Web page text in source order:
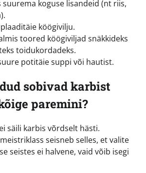
suurema koguse lisandeid (nt riis,
köögivilju.
toored köögiviljad snäkkideks
toidukordadeks.
potitäie suppi või hautist.
sobivad karbist
paremini?
säili karbis võrdselt hästi.
seisneb selles, et valite
seistes ei halvene, vaid võib isegi